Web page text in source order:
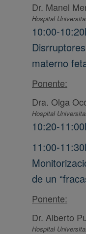
Dr. Manel
Hospital
10:00-
materno
Ponente:
Dra. Olga
Hospital
10:20-
11:00-
de un
Ponente:
Dr. Alberto
Hospital